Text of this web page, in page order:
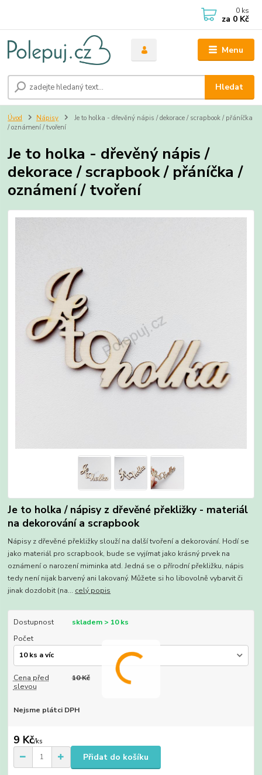
Menu
Hledat
0 ks
za 0 Kč
Úvod Nápisy
Je to holka - dřevěný nápis / dekorace / scrapbook / přáníčka
/ oznámení / tvoření
Je to holka - dřevěný nápis /
dekorace / scrapbook / přáníčka /
oznámení / tvoření
Je to holka / nápisy z dřevěné překližky - materiál
na dekorování a scrapbook
Nápisy z dřevěné překližky slouží na další tvoření a dekorování. Hodí se
jako materiál pro scrapbook, bude se vyjímat jako krásný prvek na
oznámení o narození miminka atd. Jedná se o přírodní překližku, nápis
tedy není nijak barvený ani lakovaný. Můžete si ho libovolně vybarvit či
jinak dozdobit (na... celý popis
Dostupnost
skladem > 10 ks
Počet
Cena před
slevou
10 Kč
Nejsme plátci DPH
9 Kč/ks
Přidat do košíku